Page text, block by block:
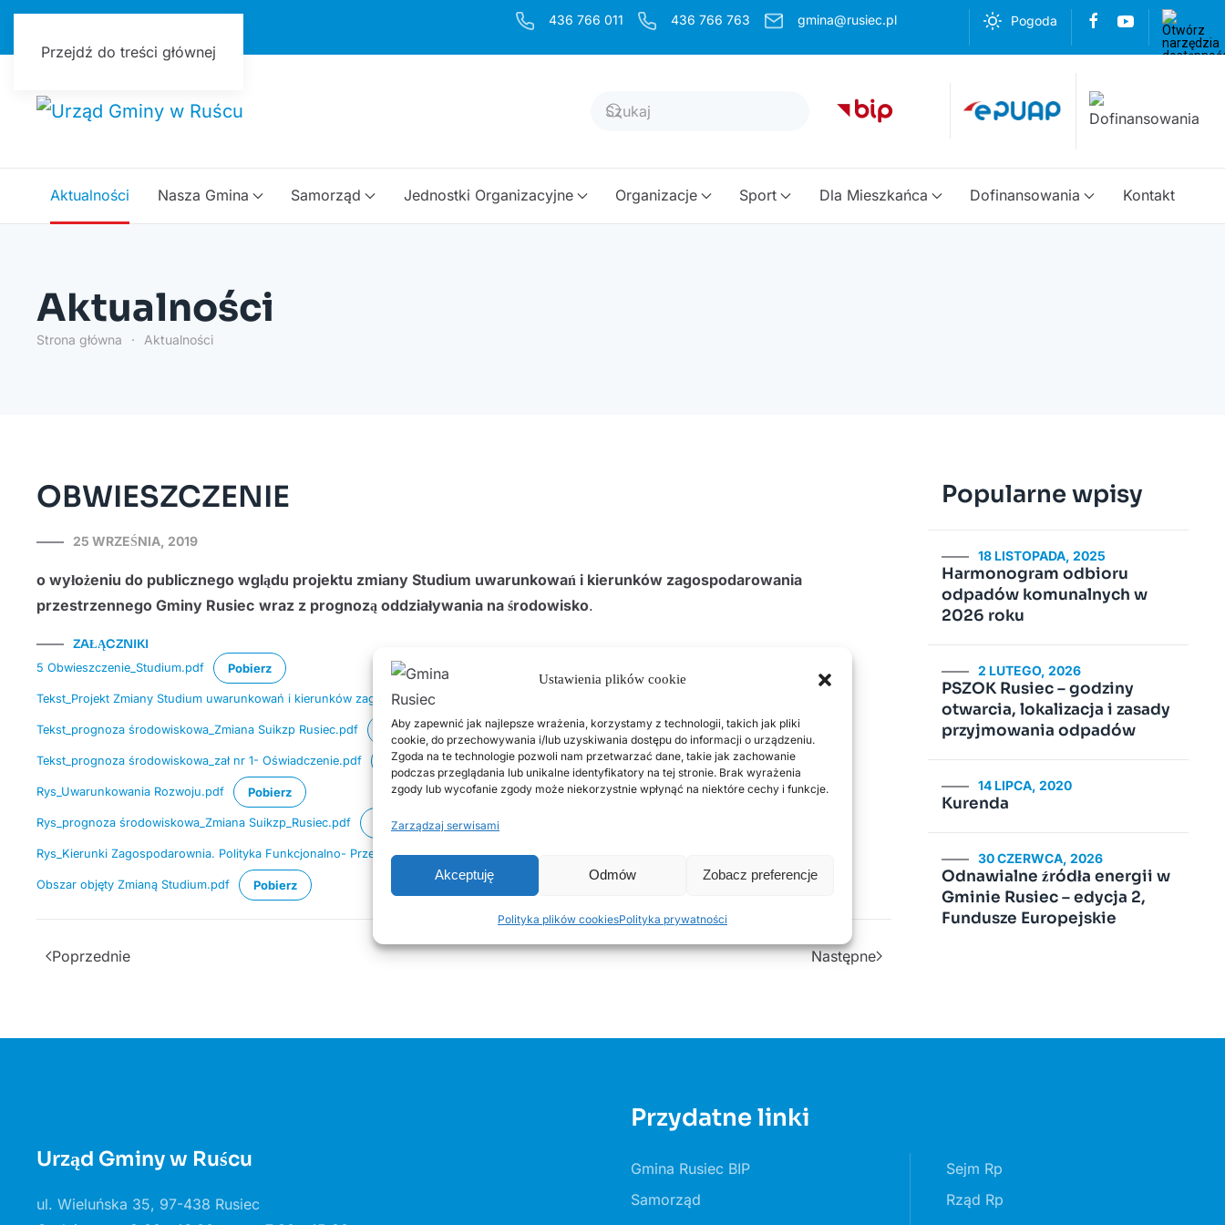
Ustawienia plików cookie
Aby zapewnić jak najlepsze wrażenia, korzystamy z technologii, takich jak pliki
cookie, do przechowywania i/lub uzyskiwania dostępu do informacji o urządzeniu.
Zgoda na te technologie pozwoli nam przetwarzać dane, takie jak zachowanie
podczas przeglądania lub unikalne identyfikatory na tej stronie. Brak wyrażenia
zgody lub wycofanie zgody może niekorzystnie wpłynąć na niektóre cechy i funkcje.
Zarządzaj serwisami
Akceptuję Odmów Zobacz preferencje
Polityka plików cookiesPolityka prywatności
Przejdź do treści głównej
436 766 011 436 766 763 gmina@rusiec.pl Pogoda
Aktualności Nasza Gmina Samorząd Jednostki Organizacyjne Organizacje Sport Dla Mieszkańca Dofinansowania Kontakt
Aktualności
Strona główna Aktualności
OBWIESZCZENIE
25 WRZEŚNIA, 2019
o wyłożeniu do publicznego wglądu projektu zmiany Studium uwarunkowań i kierunków zagospodarowania
przestrzennego Gminy Rusiec wraz z prognozą oddziaływania na środowisko.
ZAŁĄCZNIKI
5 Obwieszczenie_Studium.pdf Pobierz
Tekst_Projekt Zmiany Studium uwarunkowań i kierunków zagospodarownia.pdf
Tekst_prognoza środowiskowa_Zmiana Suikzp Rusiec.pdf Pobierz
Tekst_prognoza środowiskowa_zał nr 1- Oświadczenie.pdf Pobierz
Rys_Uwarunkowania Rozwoju.pdf Pobierz
Rys_prognoza środowiskowa_Zmiana Suikzp_Rusiec.pdf Pobierz
Rys_Kierunki Zagospodarownia. Polityka Funkcjonalno- Przestrzenna.pdf Pobierz
Obszar objęty Zmianą Studium.pdf Pobierz
Poprzednie Następne
Popularne wpisy
18 LISTOPADA, 2025
Harmonogram odbioru
odpadów komunalnych w
2026 roku
2 LUTEGO, 2026
PSZOK Rusiec – godziny
otwarcia, lokalizacja i zasady
przyjmowania odpadów
14 LIPCA, 2020
Kurenda
30 CZERWCA, 2026
Odnawialne źródła energii w
Gminie Rusiec – edycja 2,
Fundusze Europejskie
Urząd Gminy w Ruścu
ul. Wieluńska 35, 97-438 Rusiec
Przydatne linki
Gmina Rusiec BIP
Samorząd
Sejm Rp
Rząd Rp